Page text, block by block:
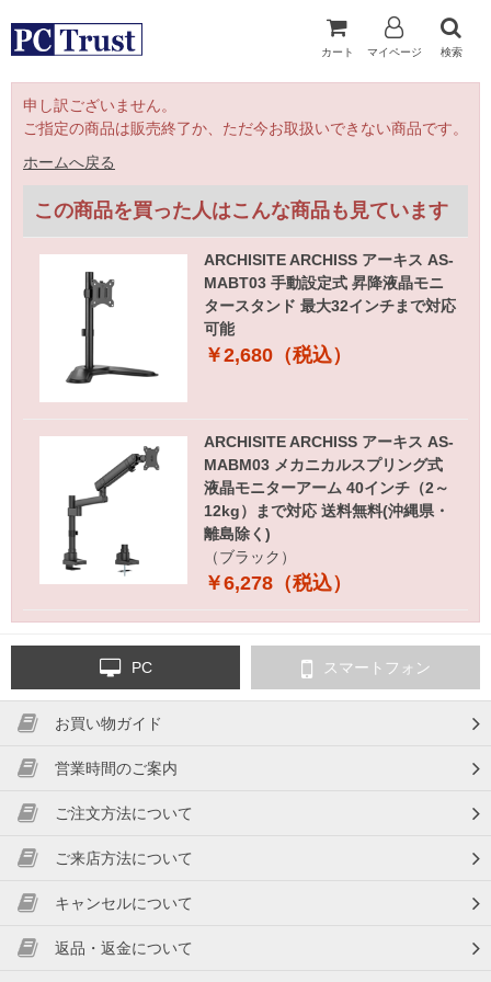
カート マイページ 検索
申し訳ございません。
ご指定の商品は販売終了か、ただ今お取扱いできない商品です。
ホームへ戻る
この商品を買った人はこんな商品も見ています
ARCHISITE ARCHISS アーキス AS-
MABT03 手動設定式 昇降液晶モニ
タースタンド 最大32インチまで対応
可能
￥2,680（税込）
ARCHISITE ARCHISS アーキス AS-
MABM03 メカニカルスプリング式
液晶モニターアーム 40インチ（2～
12kg）まで対応 送料無料(沖縄県・
離島除く)
（ブラック）
￥6,278（税込）
PC スマートフォン
お買い物ガイド
営業時間のご案内
ご注文方法について
ご来店方法について
キャンセルについて
返品・返金について